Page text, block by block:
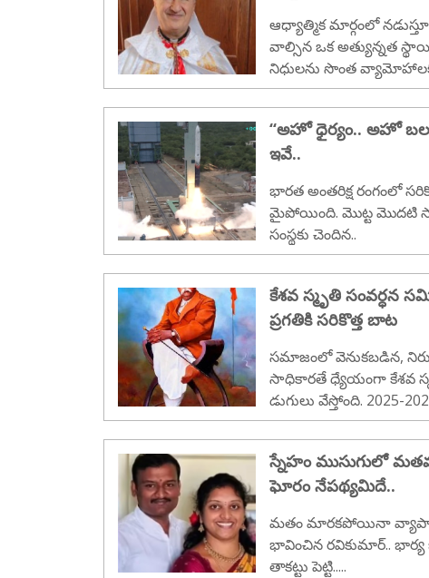
ఆధ్యాత్మిక మార్గంలో
వాల్సిన ఒక అత్యున్నత
నిధులను సొంత
టన తీవ్ర దిగ్భ్రాంతిని
‘‘అహో ధైర్యం.. అహో
ఇవే..
భారత అంతరిక్ష రంగంలో
మైపోయింది. మొట్ట మొదటి
సంస్థకు చెందిన..
కేశవ స్మృతి సంవర్ధన
ప్రగతికి సరికొత్త బాట
సమాజంలో వెనుకబడిన,
సాధికారతే ధ్యేయంగా కేశవ
డుగులు వేస్తోంది. 2025-
న్నో వినూత్నమైన,
వంతంగా నిర్వహించింది.
శిక్షణ, స్వయం ఉపాధి,
భరితమైన ప్రాజెక్టులను
తీసుకువచ్చింది. దానికి
తెలుసుకోండి..
స్నేహం ముసుగులో
ఘోరం నేపథ్యమిదే..
మతం మారకపోయినా
భావించిన రవికుమార్.. భార్య
తాకట్టు పెట్టి.....